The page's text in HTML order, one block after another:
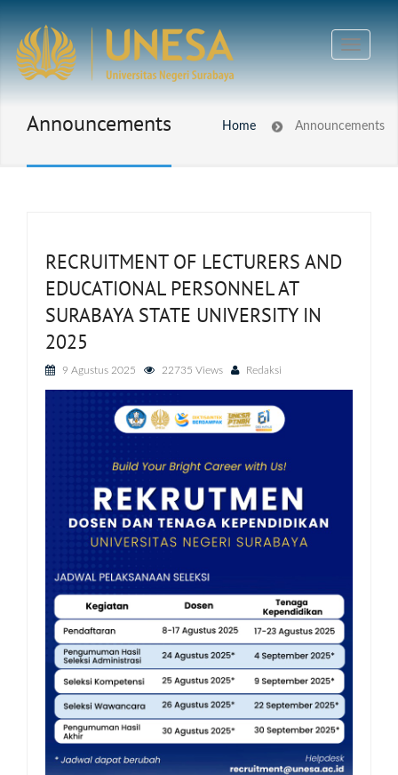
Announcements Home Announcements
RECRUITMENT OF LECTURERS AND
EDUCATIONAL PERSONNEL AT
SURABAYA STATE UNIVERSITY IN
2025
9 Agustus 2025 22735 Views Redaksi